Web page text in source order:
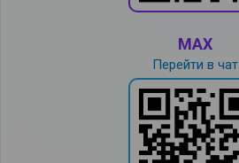
MAX
Перейти в чат